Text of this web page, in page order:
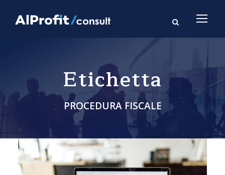
Etichetta
PROCEDURA FISCALE